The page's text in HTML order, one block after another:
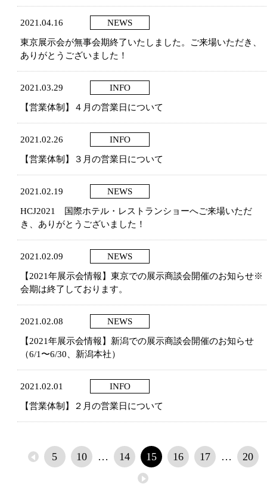
2021.04.16 NEWS
東京展示会が無事会期終了いたしました。ご来場いただき、
ありがとうございました！
2021.03.29 INFO
【営業体制】４月の営業日について
2021.02.26 INFO
【営業体制】３月の営業日について
2021.02.19 NEWS
HCJ2021 国際ホテル・レストランショーへご来場いただ
き、ありがとうございました！
2021.02.09 NEWS
【2021年展示会情報】東京での展示商談会開催のお知らせ※
会期は終了しております。
2021.02.08 NEWS
【2021年展示会情報】新潟での展示商談会開催のお知らせ
（6/1〜6/30、新潟本社）
2021.02.01 INFO
【営業体制】２月の営業日について
5 10 14 15 16 17 20